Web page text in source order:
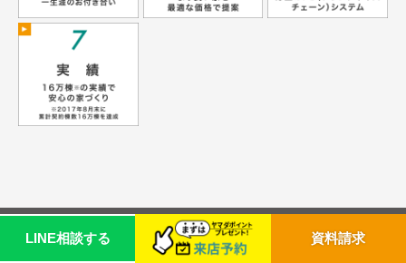
LINE相談する 資料請求
© TOWASOGOJUTAKU Co.,Ltd. All Right Reserved.